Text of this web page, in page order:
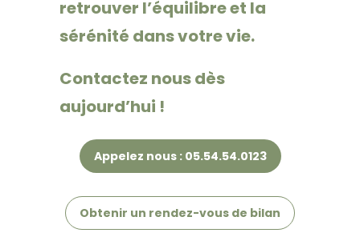
retrouver l’équilibre et la
sérénité dans votre vie.
Contactez nous dès
aujourd’hui !
Appelez nous : 05.54.54.0123
Obtenir un rendez-vous de bilan